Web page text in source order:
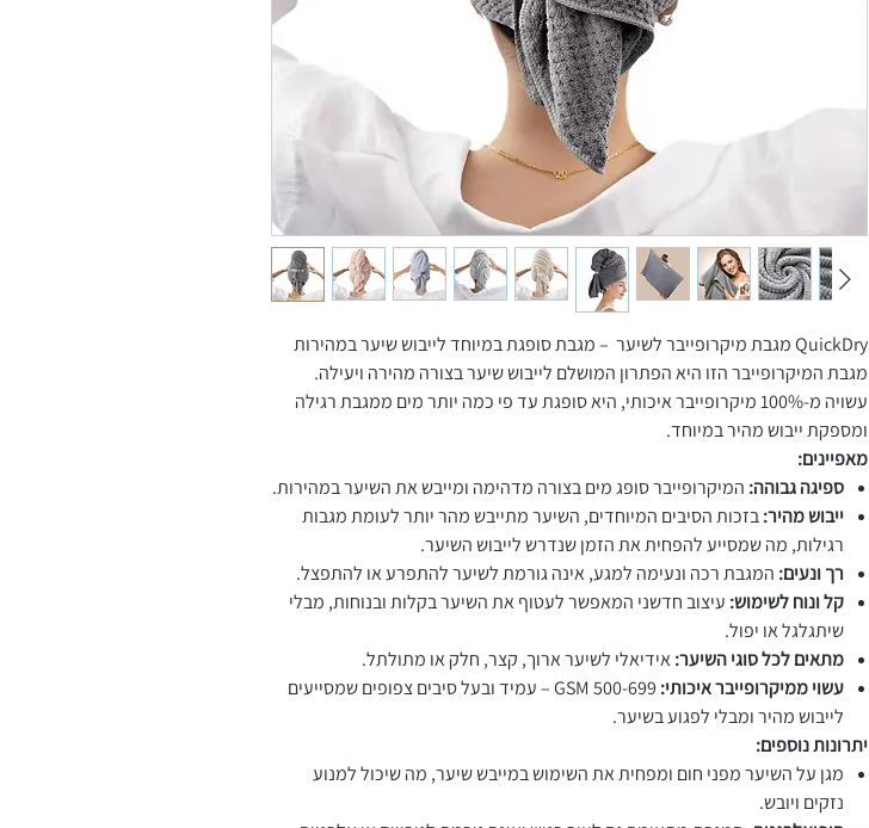
QuickDry מגבת מיקרופייבר לשיער – מגבת סופגת במיוחד לייבוש שיער במהירות
מגבת המיקרופייבר הזו היא הפתרון המושלם לייבוש שיער בצורה מהירה ויעילה.
עשויה מ-100% מיקרופייבר איכותי, היא סופגת עד פי כמה יותר מים ממגבת רגילה
ומספקת ייבוש מהיר במיוחד.
מאפיינים:
ספיגה גבוהה: המיקרופייבר סופג מים בצורה מדהימה ומייבש את השיער במהירות.
ייבוש מהיר:בזכות הסיבים המיוחדים, השיער מתייבש מהר יותר לעומת מגבות
רגילות, מה שמסייע להפחית את הזמן שנדרש לייבוש השיער.
רך ונעים: המגבת רכה ונעימה למגע, אינה גורמת לשיער להתפרע או להתפצל.
קל ונוח לשימוש: עיצוב חדשני המאפשר לעטוף את השיער בקלות ובנוחות, מבלי
שיתגלגל או יפול.
מתאים לכל סוגי השיער:אידיאלי לשיער ארוך, קצר, חלק או מתולתל.
עשוי ממיקרופייבר איכותי:
500-699 GSM – עמיד ובעל סיבים צפופים שמסייעים
לייבוש מהיר ומבלי לפגוע בשיער.
יתרונות נוספים:
מגן על השיער מפני חום ומפחית את השימוש במייבש שיער, מה שיכול למנוע
נזקים ויובש.